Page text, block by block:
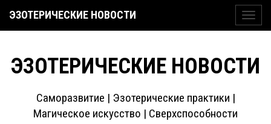
ЭЗОТЕРИЧЕСКИЕ НОВОСТИ
ЭЗОТЕРИЧЕСКИЕ НОВОСТИ
Саморазвитие | Эзотерические практики |
Магическое искусство | Сверхспособности